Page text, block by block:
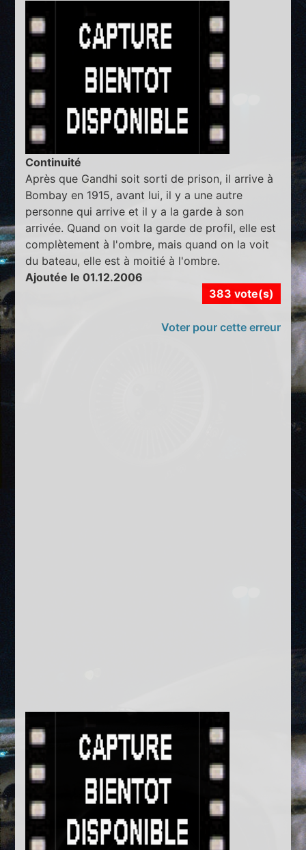
Continuité
Après que Gandhi soit sorti de prison, il arrive à
Bombay en 1915, avant lui, il y a une autre
personne qui arrive et il y a la garde à son
arrivée. Quand on voit la garde de profil, elle est
complètement à l'ombre, mais quand on la voit
du bateau, elle est à moitié à l'ombre.
Ajoutée le 01.12.2006
383 vote(s)
Voter pour cette erreur